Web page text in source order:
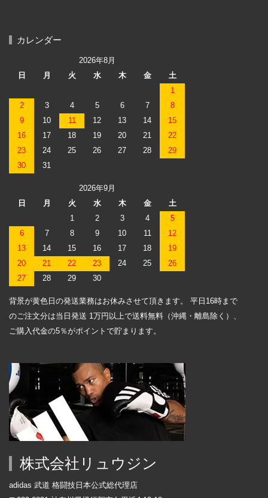
株式会社リュウジン
adidas 武道 格闘技日本公式総代理店
カレンダー
2026年8月
日
月 火 水 木 金
土
1
2
3 4 5 6 7
8
9
10 11 12 13 14
15
16
17 18 19 20 21
22
23
24 25 26 27 28
29
30
31
2026年9月
日
月 火 水 木 金
土
1
2 3 4
5
6
7 8 9 10 11
12
13
14 15 16 17 18
19
20
21 22 23 24 25
26
27
28 29 30
背景が黄色日の発送業務はお休みさせて頂きます。 平日16時まで
のご注文分は当日発送 1万円以上で送料無料（沖縄・離島除く）、
ご購入代金の5％がポイントで貯まります。